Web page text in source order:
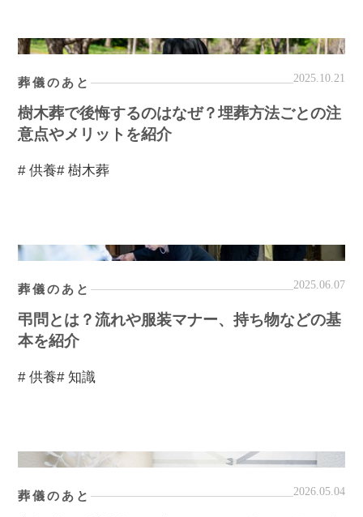
葬儀のあと 2025.10.21
樹木葬で後悔するのはなぜ？埋葬方法ごとの注
意点やメリットを紹介
# 供養# 樹木葬
葬儀のあと 2025.06.07
弔問とは？流れや服装マナー、持ち物などの基
本を紹介
# 供養# 知識
葬儀のあと 2026.05.04